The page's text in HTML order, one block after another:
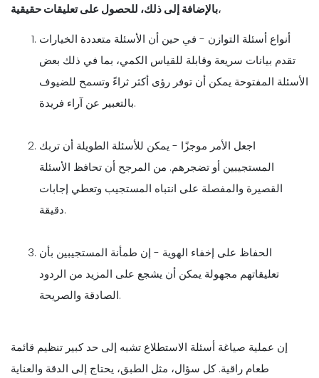
بالإضافة إلى ذلك، للحصول على تعليقات حقيقية،
أنواع أسئلة التوازن - في حين أن الأسئلة متعددة الخيارات
تقدم بيانات سريعة وقابلة للقياس الكمي، بما في ذلك بعض
الأسئلة المفتوحة يمكن أن توفر رؤى أكثر ثراءً وتسمح للضيوف
بالتعبير عن آراء فريدة.
اجعل الأمر موجزًا - يمكن للأسئلة الطويلة أن تربك
المستجيبين أو تضجرهم. من المرجح أن تحافظ الأسئلة
القصيرة والمفصلة على انتباه المستجيب وتعطي إجابات
دقيقة.
الحفاظ على إخفاء الهوية - إن طمأنة المستجيبين بأن
تعليقاتهم مجهولة يمكن أن يشجع على المزيد من الردود
الصادقة والصريحة.
إن عملية صياغة أسئلة الاستطلاع تشبه إلى حد كبير تنظيم قائمة
طعام راقية. كل سؤال، مثل الطبق، يحتاج إلى الدقة والعناية